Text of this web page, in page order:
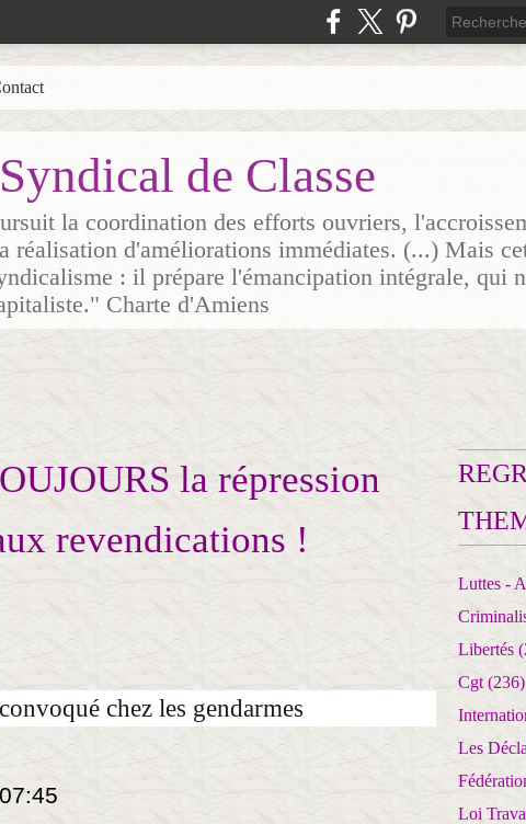
de Classe
la coordination des efforts ouvriers,
réalisation d'améliorations immédiates. (...) Mais
: il prépare l'émancipation intégrale, qui
Charte d'Amiens
la répression
revendications !
chez les gendarmes
Luttes -
Libertés
Cgt (236)
Les
Loi